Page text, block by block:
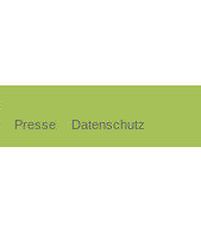
Presse Datenschutz